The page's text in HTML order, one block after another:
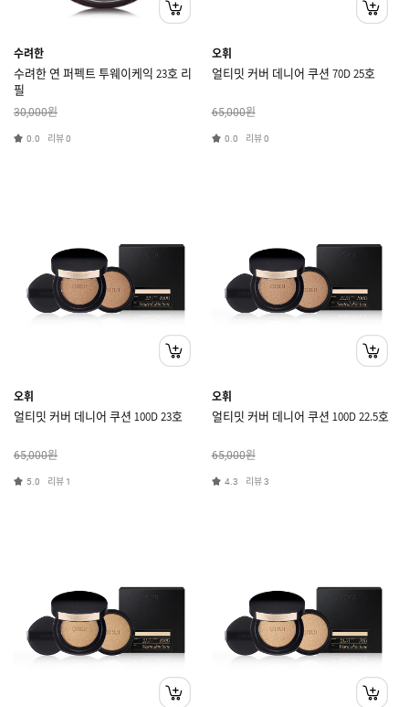
수려한
수려한 연 퍼펙트 투웨이케익 23호 리
필
30,000원
0.0 리뷰0
오휘
얼티밋 커버 데니어 쿠션 70D 25호
65,000원
0.0 리뷰0
오휘
얼티밋 커버 데니어 쿠션 100D 23호
65,000원
5.0 리뷰 1
오휘
얼티밋 커버 데니어 쿠션 100D 22.5호
65,000원
4.3 리뷰3